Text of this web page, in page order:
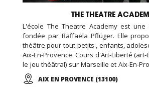
THE THEATRE
L'école The Theatre Academy est
fondée par Raffaela Pflüger. Elle
théâtre pour tout-petits , enfants,
Aix-En-Provence. Cours d'Art-Liberté
le jeu théâtral) sur Marseille et Aix-En-
week-end et de vacances pour toute
région PACA. Nous proposons des
AIX EN PROVENCE (13100)